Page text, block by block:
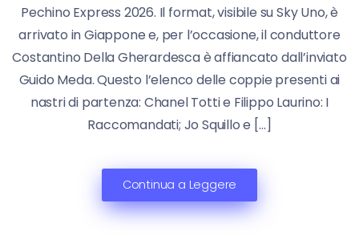
Pechino Express 2026. Il format, visibile su Sky Uno, è
arrivato in Giappone e, per l’occasione, il conduttore
Costantino Della Gherardesca è affiancato dall’inviato
Guido Meda. Questo l’elenco delle coppie presenti ai
nastri di partenza: Chanel Totti e Filippo Laurino: I
Raccomandati; Jo Squillo e […]
Continua a Leggere